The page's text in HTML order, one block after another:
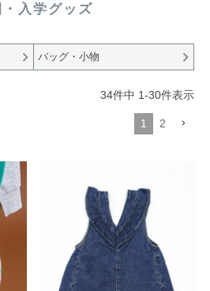
・入学グッズ
バッグ・小物
34件中 1-30件表示
1 2